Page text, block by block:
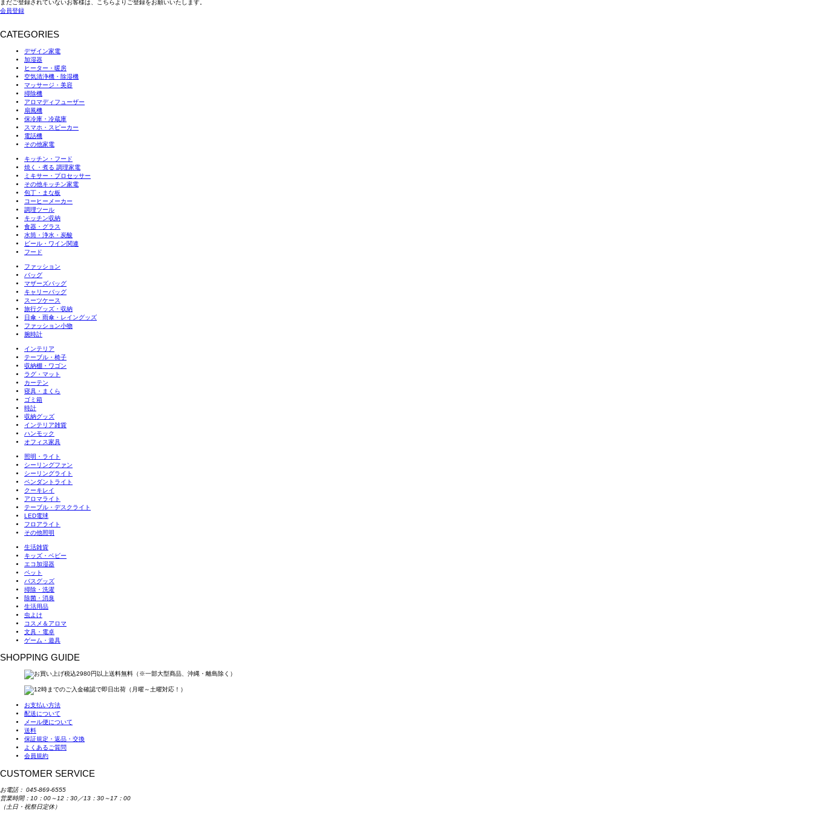
まだご登録されていないお客様は、こちらよりご登録をお願いいたします。
会員登録
CATEGORIES
デザイン家電
加湿器
ヒーター・暖房
空気清浄機・除湿機
マッサージ・美容
掃除機
アロマディフューザー
扇風機
保冷庫・冷蔵庫
スマホ・スピーカー
電話機
その他家電
キッチン・フード
焼く・煮る 調理家電
ミキサー・プロセッサー
その他キッチン家電
包丁・まな板
コーヒーメーカー
調理ツール
キッチン収納
食器・グラス
水筒・浄水・炭酸
ビール・ワイン関連
フード
ファッション
バッグ
マザーズバッグ
キャリーバッグ
スーツケース
旅行グッズ・収納
日傘・雨傘・レイングッズ
ファッション小物
腕時計
インテリア
テーブル・椅子
収納棚・ワゴン
ラグ・マット
カーテン
寝具・まくら
ゴミ箱
時計
収納グッズ
インテリア雑貨
ハンモック
オフィス家具
照明・ライト
シーリングファン
シーリングライト
ペンダントライト
クーキレイ
アロマライト
テーブル・デスクライト
LED電球
フロアライト
その他照明
生活雑貨
キッズ・ベビー
エコ加湿器
ペット
バスグッズ
掃除・洗濯
除菌・消臭
生活用品
虫よけ
コスメ＆アロマ
文具・電卓
ゲーム・遊具
SHOPPING GUIDE
お支払い方法
配送について
メール便について
送料
保証規定・返品・交換
よくあるご質問
会員規約
CUSTOMER SERVICE
お電話： 045-869-6555
営業時間：10：00～12：30／13：30～17：00
（土日・祝祭日定休）